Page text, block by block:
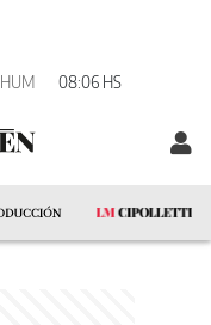
HUM 08:06 HS